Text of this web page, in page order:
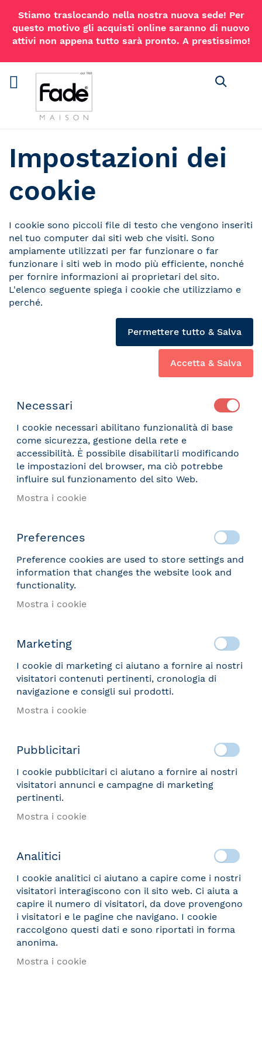
Stiamo traslocando nella nostra nuova sede! Per
questo motivo gli acquisti online saranno di nuovo
attivi non appena tutto sarà pronto. A prestissimo!
Cerca
Impostazioni dei
cookie
I cookie sono piccoli file di testo che vengono inseriti
nel tuo computer dai siti web che visiti. Sono
ampiamente utilizzati per far funzionare o far
funzionare i siti web in modo più efficiente, nonché
per fornire informazioni ai proprietari del sito.
L'elenco seguente spiega i cookie che utilizziamo e
perché.
Permettere tutto & Salva
Accetta & Salva
Necessari
I cookie necessari abilitano funzionalità di base
come sicurezza, gestione della rete e
accessibilità. È possibile disabilitarli modificando
le impostazioni del browser, ma ciò potrebbe
influire sul funzionamento del sito Web.
Mostra i cookie
Preferences
Preference cookies are used to store settings and
information that changes the website look and
functionality.
Mostra i cookie
Marketing
I cookie di marketing ci aiutano a fornire ai nostri
visitatori contenuti pertinenti, cronologia di
navigazione e consigli sui prodotti.
Mostra i cookie
Pubblicitari
I cookie pubblicitari ci aiutano a fornire ai nostri
visitatori annunci e campagne di marketing
pertinenti.
Mostra i cookie
Analitici
I cookie analitici ci aiutano a capire come i nostri
visitatori interagiscono con il sito web. Ci aiuta a
capire il numero di visitatori, da dove provengono
i visitatori e le pagine che navigano. I cookie
raccolgono questi dati e sono riportati in forma
anonima.
Mostra i cookie